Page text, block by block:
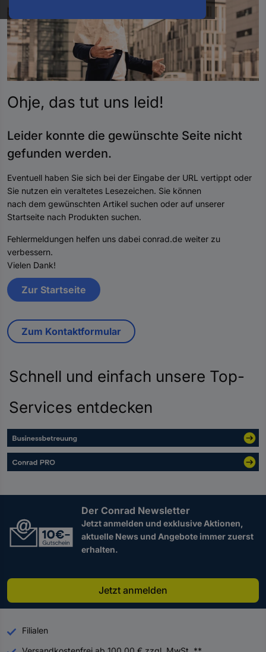
Hst.-
Teile-
Nr.
ein
Ohje, das tut uns leid!
Leider konnte die gewünschte Seite nicht
gefunden werden.
Eventuell haben Sie sich bei der Eingabe der URL vertippt oder
Sie nutzen ein veraltetes Lesezeichen. Sie können
nach dem gewünschten Artikel suchen oder auf unserer
Startseite nach Produkten suchen.
Fehlermeldungen helfen uns dabei conrad.de weiter zu
verbessern.
Vielen Dank!
Zur Startseite
Zum Kontaktformular
Schnell und einfach unsere Top-
Services entdecken
Der Conrad Newsletter
Jetzt anmelden und exklusive Aktionen,
aktuelle News und Angebote immer zuerst
erhalten.
Jetzt anmelden
Filialen